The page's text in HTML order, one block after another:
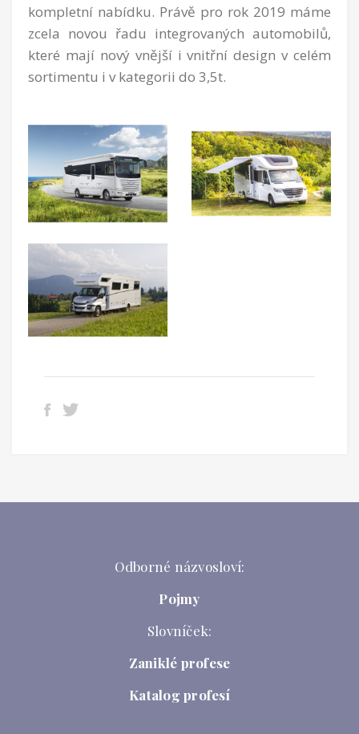
kompletní nabídku. Právě pro rok 2019 máme
zcela novou řadu integrovaných automobilů,
které mají nový vnější i vnitřní design v celém
sortimentu i v kategorii do 3,5t.
Odborné názvosloví:
Pojmy
Slovníček:
Zaniklé profese
Katalog profesí